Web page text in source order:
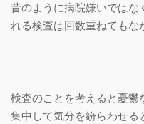
昔のように病院嫌いではな
れる検査は回数重ねてもな
検査のことを考えると憂鬱
集中して気分を紛らわせる